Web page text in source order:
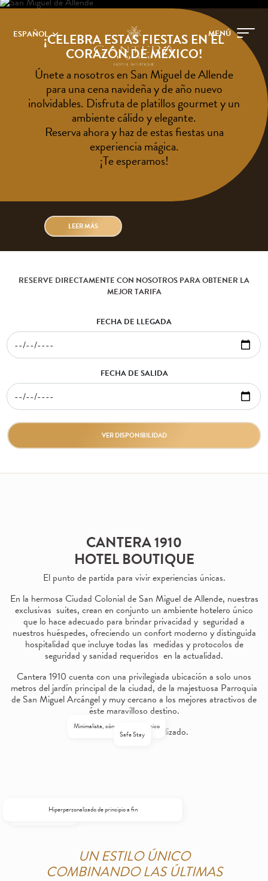
ESPAÑOL MENÚ
¡CELEBRA ESTAS FIESTAS EN EL
CORAZÓN DE MÉXICO!
Únete a nosotros en San Miguel de Allende
para una cena navideña y de año nuevo
inolvidables. Disfruta de platillos gourmet y un
ambiente cálido y elegante.
Reserva ahora y haz de estas fiestas una
experiencia mágica.
¡Te esperamos!
LEER MÁS
RESERVE DIRECTAMENTE CON NOSOTROS PARA OBTENER LA
MEJOR TARIFA
FECHA DE LLEGADA
FECHA DE SALIDA
VER DISPONIBILIDAD
CANTERA 1910
HOTEL BOUTIQUE
El punto de partida para vivir experiencias únicas.
En la hermosa Ciudad Colonial de San Miguel de Allende, nuestras
exclusivas suites, crean en conjunto un ambiente hotelero único
que lo hace adecuado para brindar privacidad y seguridad a
nuestros huéspedes, ofreciendo un confort moderno y distinguida
hospitalidad que incluye todas las medidas y protocolos de
seguridad y sanidad requeridos en la actualidad.
Cantera 1910 cuenta con una privilegiada ubicación a solo unos
metros del jardín principal de la ciudad, de la majestuosa Parroquia
de San Miguel Arcángel y muy cercano a los mejores atractivos de
éste maravilloso destino.
Servicio 100% personalizado.
Domótico e inteligente
Minimalista, cómodo y ergonómico
Hiperperzonalizado de principio a fin
Safe Stay
UN ESTILO ÚNICO
COMBINANDO LAS ÚLTIMAS